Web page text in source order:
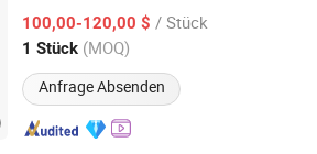
GesundheitsversorgungTherapiebedarf
100,00-120,00 $ / Stück
1 Stück (MOQ)
Anfrage Absenden
Seit 2020